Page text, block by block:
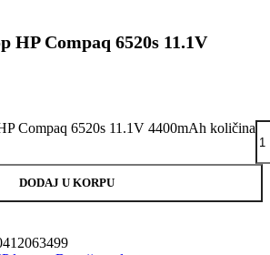
HP Compaq 6520s 11.1V
Compaq 6520s 11.1V 4400mAh količina
DODAJ U KORPU